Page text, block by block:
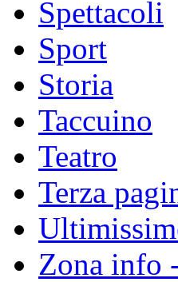
Spettacoli
Sport
Storia
Taccuino
Teatro
Terza
Zona info